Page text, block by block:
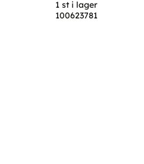
1 st i lager
100623781